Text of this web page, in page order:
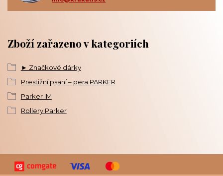
Zboží zařazeno v kategoriích
► Značkové dárky
Prestižní psaní – pera PARKER
Parker IM
Rollery Parker